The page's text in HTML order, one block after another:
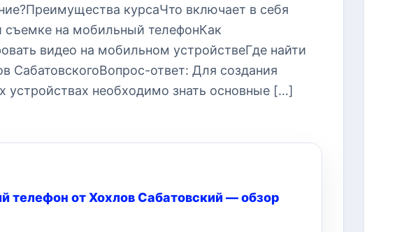
курсаЧто включает в себя
на мобильный телефонКак
видео на мобильном устройствеГде найти
СабатовскогоВопрос-ответ: Для создания
устройствах необходимо знать основные […]
телефон от Хохлов Сабатовский — обзор